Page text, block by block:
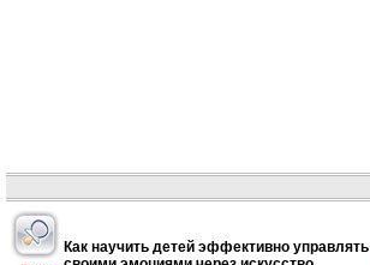
Как научить детей эффективно управлять